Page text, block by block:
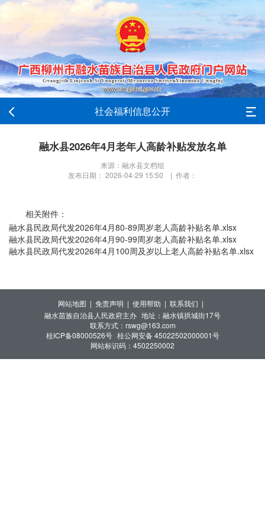
社会福利信息公开
融水县2026年4月老年人高龄补贴发放名单
来源：融水县文档组
发布日期： 2026-04-29 15:50 | 作者：
相关附件：
融水县民政局代发2026年4月80-89周岁老人高龄补贴名单.xlsx
融水县民政局代发2026年4月90-99周岁老人高龄补贴名单.xlsx
融水县民政局代发2026年4月100周及岁以上老人高龄补贴名单.xlsx
网站地图 | 免责声明 | 使用帮助 | 联系我们 |
融水苗族自治县人民政府主办 地址：融水镇拱城街17号
联系方式：rswg@163.com
桂ICP备08000526号 桂公网安备 45022502000001号
网站标识码：4502250002